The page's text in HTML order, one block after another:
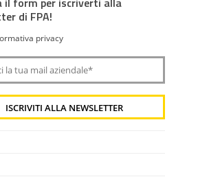
di FPA!
privacy